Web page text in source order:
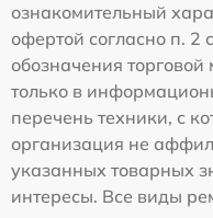
ознакомительный
офертой согласно п.
обозначения
только в
перечень техники, с
организация не
указанных товарных
интересы. Все виды